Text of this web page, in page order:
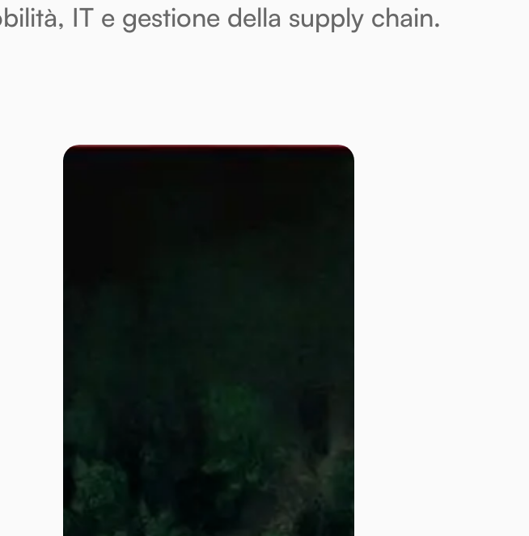
IT e gestione della supply chain.